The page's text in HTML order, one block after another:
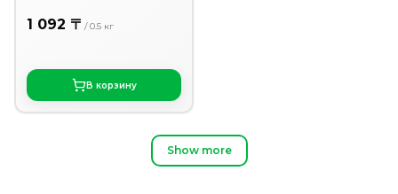
1 092 〒 /0.5 кг
В корзину
Show more